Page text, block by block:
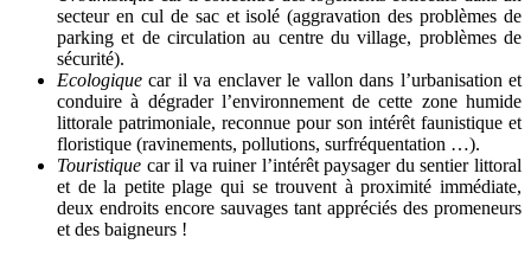
secteur en cul de sac et isolé (aggravation des problèmes de
parking et de circulation au centre du village, problèmes de
sécurité).
Ecologique car il va enclaver le vallon dans l’urbanisation et
conduire à dégrader l’environnement de cette zone humide
littorale patrimoniale, reconnue pour son intérêt faunistique et
floristique (ravinements, pollutions, surfréquentation …).
Touristique car il va ruiner l’intérêt paysager du sentier littoral
et de la petite plage qui se trouvent à proximité immédiate,
deux endroits encore sauvages tant appréciés des promeneurs
et des baigneurs !